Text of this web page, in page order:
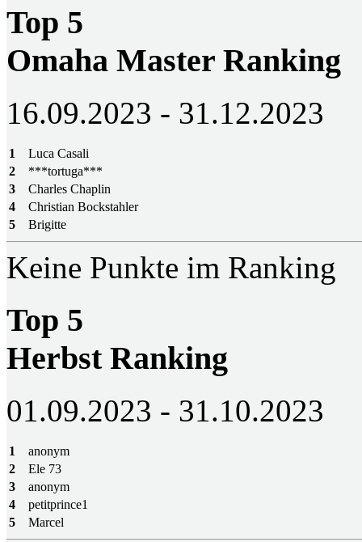
Top 5
Omaha Master Ranking
16.09.2023 - 31.12.2023
1
Luca Casali
2
***tortuga***
3
Charles Chaplin
4
Christian Bockstahler
5
Brigitte
Keine Punkte im Ranking
Top 5
Herbst Ranking
01.09.2023 - 31.10.2023
1
anonym
2
Ele 73
3
anonym
4
petitprince1
5
Marcel